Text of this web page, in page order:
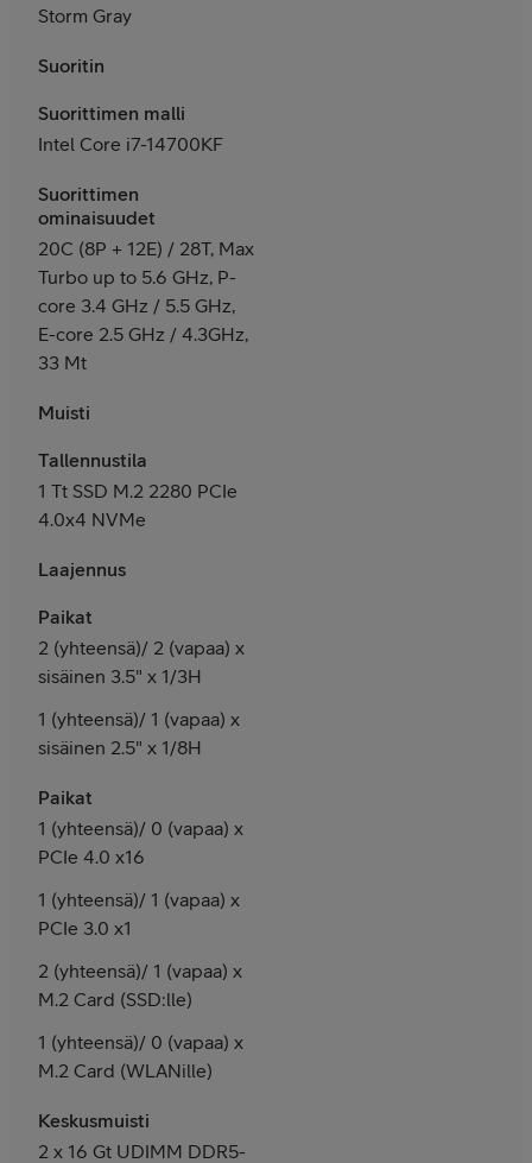
Storm Gray
Suoritin
Suorittimen malli
Intel Core i7-14700KF
Suorittimen
ominaisuudet
20C (8P + 12E) / 28T, Max
Turbo up to 5.6 GHz, P-
core 3.4 GHz / 5.5 GHz,
E-core 2.5 GHz / 4.3GHz,
33 Mt
Muisti
Tallennustila
1 Tt SSD M.2 2280 PCIe
4.0x4 NVMe
Laajennus
Paikat
2 (yhteensä)/ 2 (vapaa) x
sisäinen 3.5" x 1/3H
1 (yhteensä)/ 1 (vapaa) x
sisäinen 2.5" x 1/8H
Paikat
1 (yhteensä)/ 0 (vapaa) x
PCIe 4.0 x16
1 (yhteensä)/ 1 (vapaa) x
PCIe 3.0 x1
2 (yhteensä)/ 1 (vapaa) x
M.2 Card (SSD:lle)
1 (yhteensä)/ 0 (vapaa) x
M.2 Card (WLANille)
Keskusmuisti
2 x 16 Gt UDIMM DDR5-